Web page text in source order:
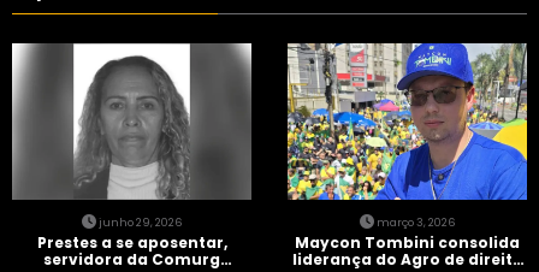
junho 29, 2026
Prestes a se aposentar,
servidora da Comurg
março 3, 2026
Maycon Tombini consolida
liderança do Agro de direita